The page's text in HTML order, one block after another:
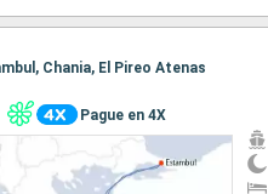
Chania, El Pireo Atenas
Pague en 4X